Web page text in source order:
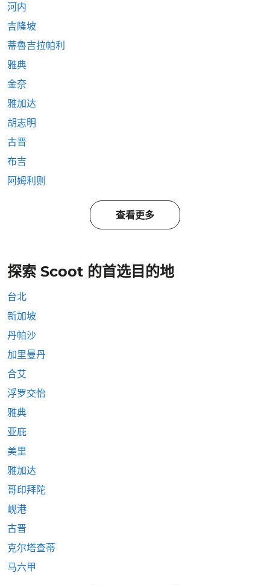
河内
吉隆坡
蒂魯吉拉帕利
雅典
金奈
雅加达
胡志明
古晋
布吉
阿姆利则
查看更多
探索 Scoot 的首选目的地
台北
新加坡
丹帕沙
加里曼丹
合艾
浮罗交怡
雅典
亚庇
美里
雅加达
哥印拜陀
岘港
古晋
克尔塔查蒂
马六甲